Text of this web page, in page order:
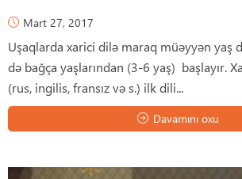
Mart 27, 2017
Uşaqlarda xarici dilə maraq müəyyən yaş
də bağça yaşlarından (3-6 yaş) başlayır.
(rus, ingilis, fransız və s.) ilk dili...
Davamını oxu